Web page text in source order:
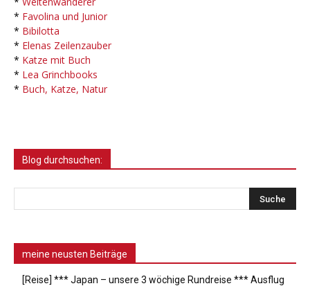
* Favolina und Junior
* Bibilotta
* Elenas Zeilenzauber
* Katze mit Buch
* Lea Grinchbooks
* Buch, Katze, Natur
Blog durchsuchen:
meine neusten Beiträge
[Reise] *** Japan – unsere 3 wöchige Rundreise *** Ausflug